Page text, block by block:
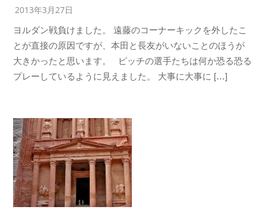
2013年3月27日
ヨルダン戦負けました。 遠藤のコーナーキックを外したこ
とが直接の原因ですが、本田と長友がいないことのほうが
大きかったと思います。 ピッチの選手たちは何か恐る恐る
プレーしているように見えました。 大事に大事に […]